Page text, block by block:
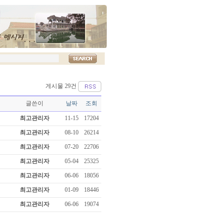
게시물 29건
글쓴이 날짜 조회
최고관리자 11-15 17204
최고관리자 08-10 26214
최고관리자 07-20 22706
최고관리자 05-04 25325
최고관리자 06-06 18056
최고관리자 01-09 18446
최고관리자 06-06 19074